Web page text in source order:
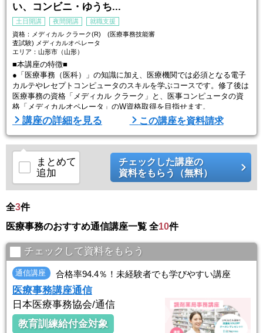
い、コンビニ・ゆうち...
土日開講 夜間開講
就職支援
資格：メディカル クラーク(R) (医療事務技能審
査試験) メディカルオペレータ
エリア：山形市（山形）
■本講座の特徴■
●「医療事務（医科）」の知識に加え、医療機関では必須となる電子
カルテやレセプトコンピュータのスキルを学ぶコースです。修了後は
医療事務の資格「メディカル クラーク」と、医事コンピュータの資
格「メディカルオペレータ」のW資格取得を目指せます。
●IT化が進む医療機関で医療事務技能と医事システムのコンピュータ
操作能力の両方を兼ね備えたスペシャリストは即戦力となります。補
講制度もあるので、コンピュータ初心者でも安心して学べます！
●医療事務では、医療保険制度から、レセプト点検、接 ...
講座の詳細を見る この講座を資料請求
まとめて
追加
チェックした講座の
資料をもらう（無料）
全3件
医療事務のおすすめ通信講座一覧 全10件
チェックして資料をもらう
通信講座 合格率94.4％！未経験者でも学びやすい講座
医療事務講座通信
日本医療事務協会/通信
教育訓練給付金対象